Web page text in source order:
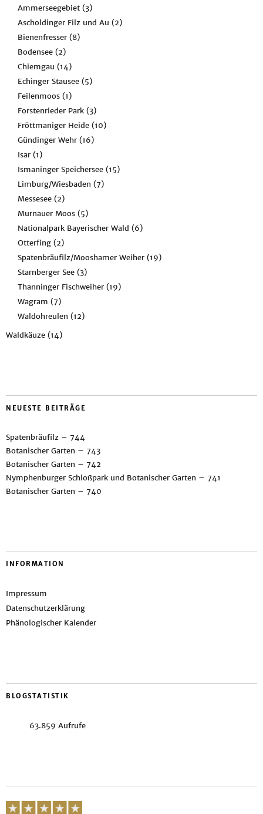
Ammerseegebiet (3)
Ascholdinger Filz und Au (2)
Bienenfresser (8)
Bodensee (2)
Chiemgau (14)
Echinger Stausee (5)
Feilenmoos (1)
Forstenrieder Park (3)
Fröttmaniger Heide (10)
Gündinger Wehr (16)
Isar (1)
Ismaninger Speichersee (15)
Limburg/Wiesbaden (7)
Messesee (2)
Murnauer Moos (5)
Nationalpark Bayerischer Wald (6)
Otterfing (2)
Spatenbräufilz/Mooshamer Weiher (19)
Starnberger See (3)
Thanninger Fischweiher (19)
Wagram (7)
Waldohreulen (12)
Waldkäuze (14)
NEUESTE BEITRÄGE
Spatenbräufilz – 744
Botanischer Garten – 743
Botanischer Garten – 742
Nymphenburger Schloßpark und Botanischer Garten – 741
Botanischer Garten – 740
INFORMATION
Impressum
Datenschutzerklärung
Phänologischer Kalender
BLOGSTATISTIK
63.859 Aufrufe